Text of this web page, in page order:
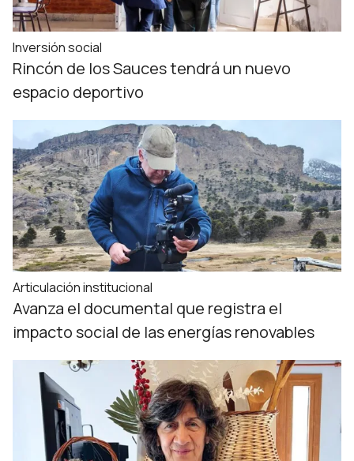
Inversión social
Rincón de los Sauces tendrá un nuevo
espacio deportivo
Articulación institucional
Avanza el documental que registra el
impacto social de las energías renovables